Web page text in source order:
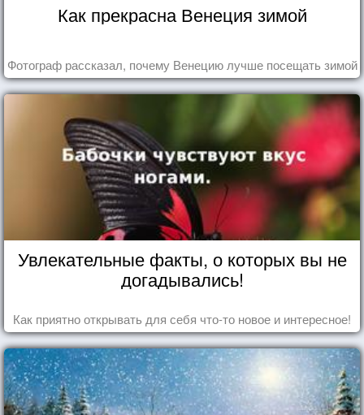
Как прекрасна Венеция зимой
Фотограф рассказал, почему Венецию лучше посещать зимой
Увлекательные факты, о которых вы не
догадывались!
Как приятно открывать для себя что-то новое и интересное!